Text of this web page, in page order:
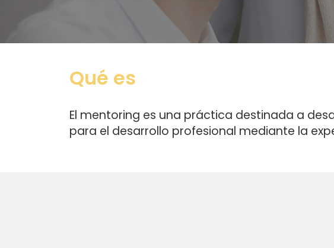
Qué es
El mentoring es una práctica destinada a
para el desarrollo profesional mediante la